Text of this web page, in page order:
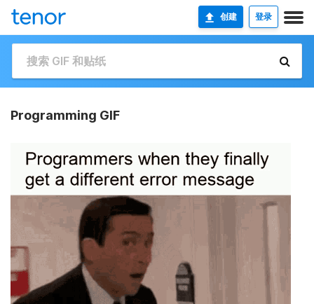
创建 登录
Programming GIF